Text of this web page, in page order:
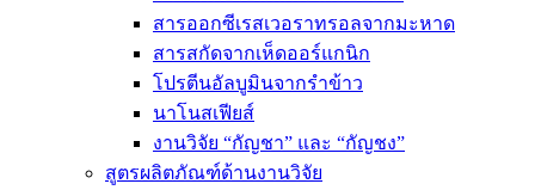
สารออกซีเรสเวอราทรอลจากมะหาด
สารสกัดจากเห็ดออร์แกนิก
โปรตีนอัลบูมินจากรำข้าว
นาโนสเฟียส์
งานวิจัย “กัญชา” และ “กัญชง”
สูตรผลิตภัณฑ์ด้านงานวิจัย